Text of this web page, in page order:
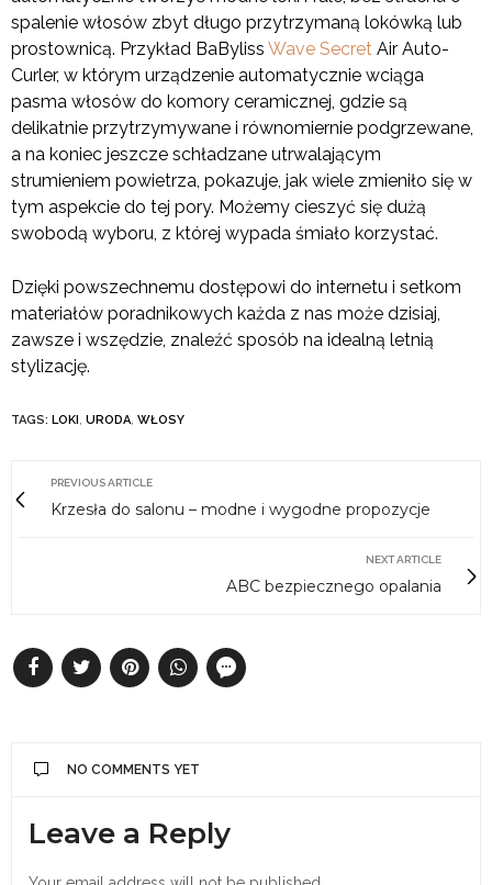
spalenie włosów zbyt długo przytrzymaną lokówką lub
prostownicą. Przykład BaByliss Wave Secret Air Auto-
Curler, w którym urządzenie automatycznie wciąga
pasma włosów do komory ceramicznej, gdzie są
delikatnie przytrzymywane i równomiernie podgrzewane,
a na koniec jeszcze schładzane utrwalającym
strumieniem powietrza, pokazuje, jak wiele zmieniło się w
tym aspekcie do tej pory. Możemy cieszyć się dużą
swobodą wyboru, z której wypada śmiało korzystać.
Dzięki powszechnemu dostępowi do internetu i setkom
materiałów poradnikowych każda z nas może dzisiaj,
zawsze i wszędzie, znaleźć sposób na idealną letnią
stylizację.
TAGS: LOKI , URODA, WŁOSY
PREVIOUS ARTICLE
Krzesła do salonu – modne i wygodne propozycje
NEXT ARTICLE
ABC bezpiecznego opalania
NO COMMENTS YET
Leave a Reply